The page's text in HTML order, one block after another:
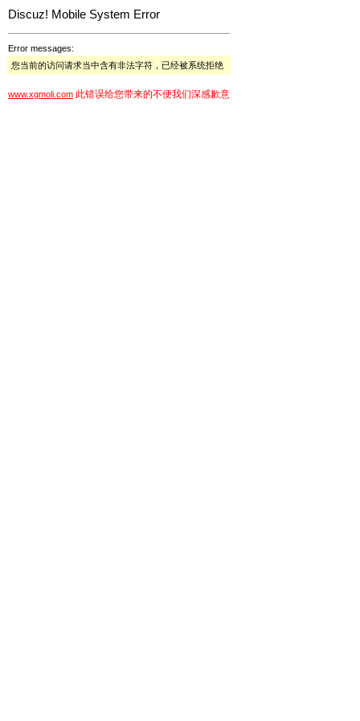
Discuz! Mobile System Error
Error messages:
您当前的访问请求当中含有非法字符，已经被系统拒绝
www.xgmoli.com 此错误给您带来的不便我们深感歉意